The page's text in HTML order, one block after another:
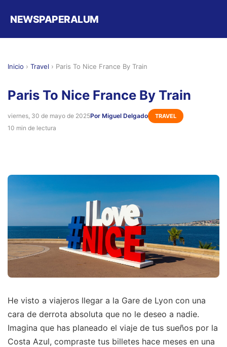
NEWSPAPERALUM
Inicio › Travel › Paris To Nice France By Train
Paris To Nice France By Train
viernes, 30 de mayo de 2025Por Miguel Delgado TRAVEL
10 min de lectura
He visto a viajeros llegar a la Gare de Lyon con una
cara de derrota absoluta que no le deseo a nadie.
Imagina que has planeado el viaje de tus sueños por la
Costa Azul, compraste tus billetes hace meses en una